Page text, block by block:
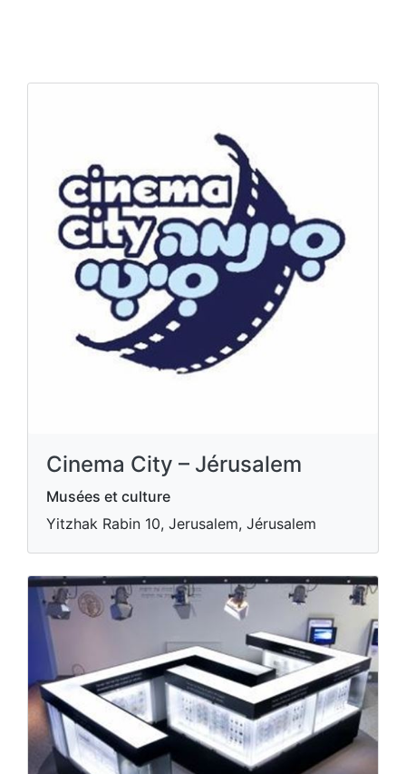
Cinema City – Jérusalem
Musées et culture
Yitzhak Rabin 10, Jerusalem, Jérusalem